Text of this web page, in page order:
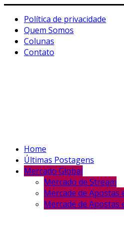
Política de privacidade
Quem Somos
Colunas
Contato
Home
Últimas Postagens
Mercado Global
Mercado de Stream
Mercade de Apostas
Mercade de Apostas